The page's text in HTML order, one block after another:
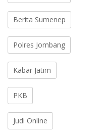
Berita Sumenep
Polres Jombang
Kabar Jatim
PKB
Judi Online